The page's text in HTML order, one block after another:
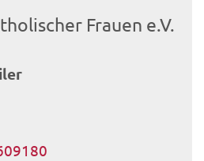
Frauen e.V.